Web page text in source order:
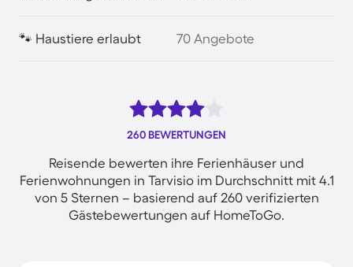
🐾 Haustiere erlaubt 70 Angebote
260 BEWERTUNGEN
Reisende bewerten ihre Ferienhäuser und
Ferienwohnungen in Tarvisio im Durchschnitt mit 4.1
von 5 Sternen – basierend auf 260 verifizierten
Gästebewertungen auf HomeToGo.